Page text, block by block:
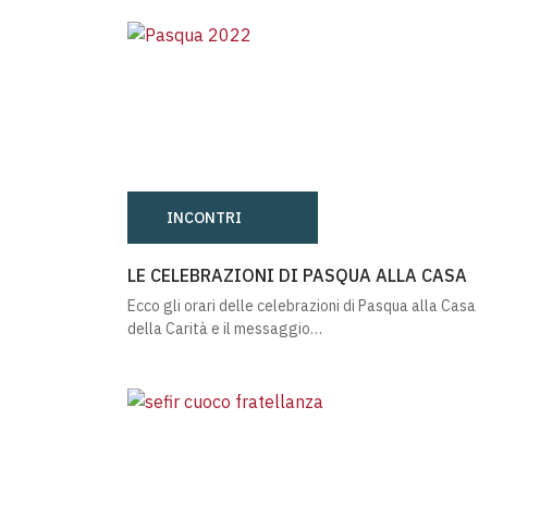
INCONTRI
LE CELEBRAZIONI DI PASQUA ALLA CASA
Ecco gli orari delle celebrazioni di Pasqua alla Casa
della Carità e il messaggio…